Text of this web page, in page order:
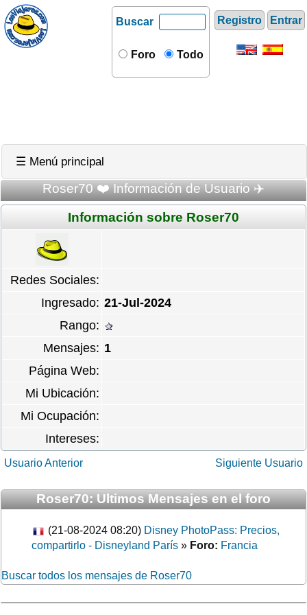
Registro Entrar
Buscar
Foro Todo
☰ Menú principal
Roser70 ❤️ Información de Usuario ✈️
Información sobre Roser70
Redes Sociales:
Ingresado: 21-Jul-2024
Rango:
Mensajes: 1
Página Web:
Mi Ubicación:
Mi Ocupación:
Intereses:
Usuario Anterior Siguiente Usuario
Roser70: Ultimos Mensajes en el foro
(21-08-2024 08:20) Disney PhotoPass: Precios,
compartirlo - Disneyland París » Foro: Francia
Buscar todos los mensajes de Roser70